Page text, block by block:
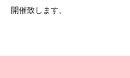
開催致します。